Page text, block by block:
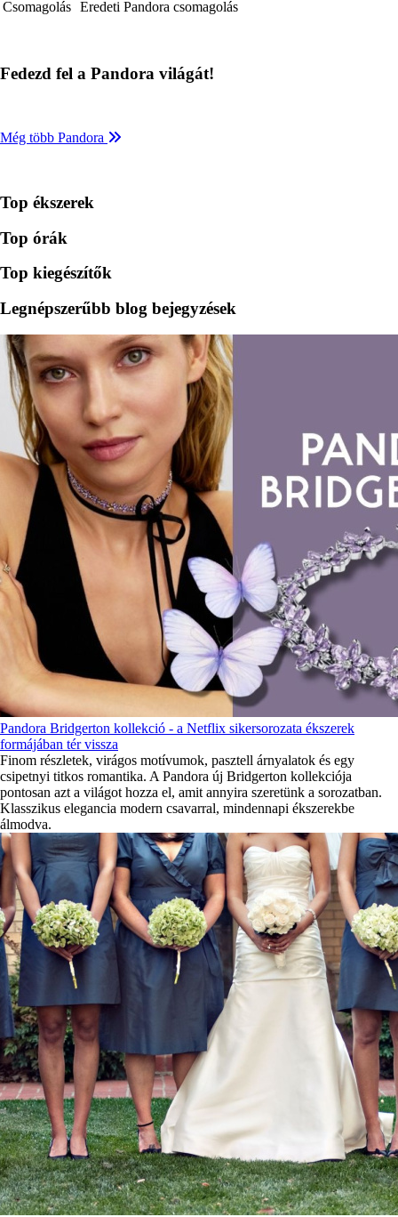
Csomagolás Eredeti Pandora csomagolás
Fedezd fel a Pandora világát!
Még több Pandora
Top ékszerek
Top órák
Top kiegészítők
Legnépszerűbb blog bejegyzések
Pandora Bridgerton kollekció - a Netflix sikersorozata ékszerek
formájában tér vissza
Finom részletek, virágos motívumok, pasztell árnyalatok és egy
csipetnyi titkos romantika. A Pandora új Bridgerton kollekciója
pontosan azt a világot hozza el, amit annyira szeretünk a sorozatban.
Klasszikus elegancia modern csavarral, mindennapi ékszerekbe
álmodva.